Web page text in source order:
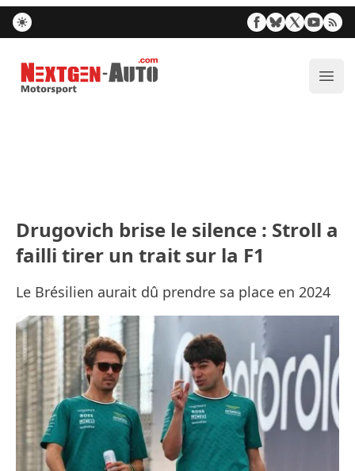
Nextgen-Auto.com
Drugovich brise le silence : Stroll a
failli tirer un trait sur la F1
Le Brésilien aurait dû prendre sa place en 2024